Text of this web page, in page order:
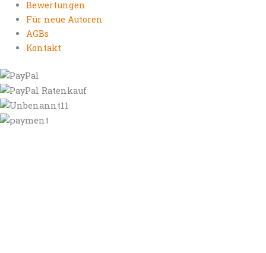
Bewertungen
Für neue Autoren
AGBs
Kontakt